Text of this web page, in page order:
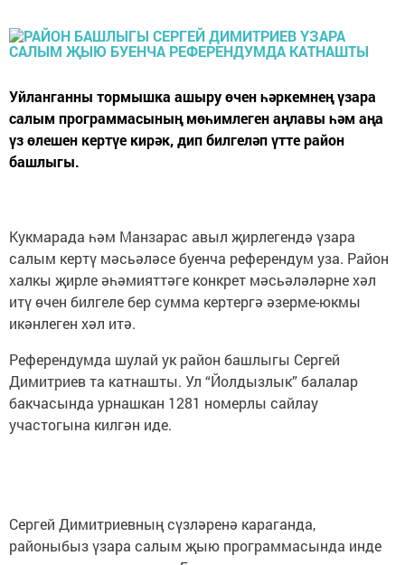
Уйланганны тормышка ашыру өчен һәркемнең үзара
салым программасының мөһимлеген аңлавы һәм аңа
үз өлешен кертүе кирәк, дип билгеләп үтте район
башлыгы.
Кукмарада һәм Манзарас авыл җирлегендә үзара
салым кертү мәсьәләсе буенча референдум уза. Район
халкы җирле әһәмияттәге конкрет мәсьәләләрне хәл
итү өчен билгеле бер сумма кертергә әзерме-юкмы
икәнлеген хәл итә.
Референдумда шулай ук район башлыгы Сергей
Димитриев та катнашты. Ул “Йолдызлык” балалар
бакчасында урнашкан 1281 номерлы сайлау
участогына килгән иде.
Сергей Димитриевның сүзләренә караганда,
районыбыз үзара салым җыю программасында инде